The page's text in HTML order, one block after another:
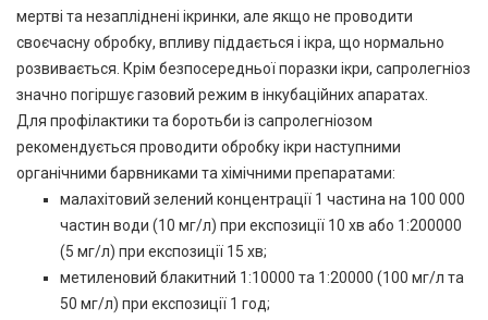
мертві та незапліднені ікринки, але якщо не проводити
своєчасну обробку, впливу піддається і ікра, що нормально
розвивається. Крім безпосередньої поразки ікри, сапролегніоз
значно погіршує газовий режим в інкубаційних апаратах.
Для профілактики та боротьби із сапролегніозом
рекомендується проводити обробку ікри наступними
органічними барвниками та хімічними препаратами:
малахітовий зелений концентрації 1 частина на 100 000
частин води (10 мг/л) при експозиції 10 хв або 1:200000
(5 мг/л) при експозиції 15 хв;
метиленовий блакитний 1:10000 та 1:20000 (100 мг/л та
50 мг/л) при експозиції 1 год;